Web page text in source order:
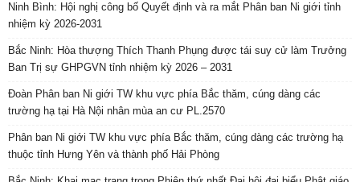
Ninh Bình: Hội nghị công bố Quyết định và ra mắt Phân ban Ni giới tỉnh
nhiệm kỳ 2026-2031
Bắc Ninh: Hòa thượng Thích Thanh Phụng được tái suy cử làm Trưởng
Ban Trị sự GHPGVN tỉnh nhiệm kỳ 2026 – 2031
Đoàn Phân ban Ni giới TW khu vực phía Bắc thăm, cúng dàng các
trường hạ tại Hà Nội nhân mùa an cư PL.2570
Phân ban Ni giới TW khu vực phía Bắc thăm, cúng dàng các trường hạ
thuộc tỉnh Hưng Yên và thành phố Hải Phòng